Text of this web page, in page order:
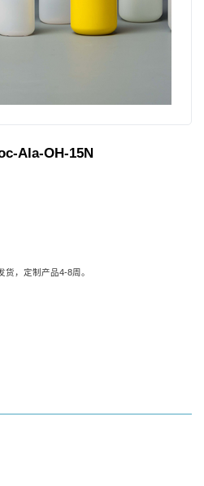
Ala-OH-15N
，定制产品4-8周。